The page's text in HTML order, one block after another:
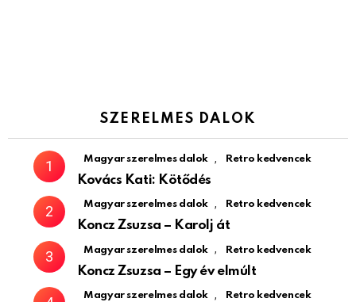
SZERELMES DALOK
Magyar szerelmes dalok , Retro kedvencek
Kovács Kati: Kötődés
Magyar szerelmes dalok , Retro kedvencek
Koncz Zsuzsa – Karolj át
Magyar szerelmes dalok , Retro kedvencek
Koncz Zsuzsa – Egy év elmúlt
Magyar szerelmes dalok , Retro kedvencek